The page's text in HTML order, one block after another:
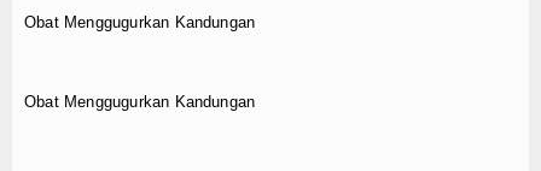
Obat Menggugurkan Kandungan
Obat Menggugurkan Kandungan